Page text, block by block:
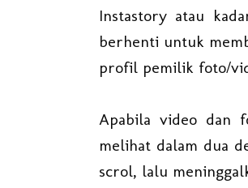
Instastory atau
berhenti untuk
profil pemilik foto/
Apabila video dan
melihat dalam dua
scrol, lalu